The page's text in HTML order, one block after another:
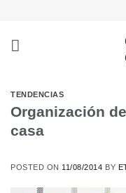
TENDENCIAS
Organización
casa
POSTED ON 11/08/2014 BY